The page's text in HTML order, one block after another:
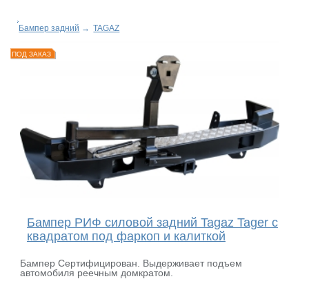
Бампер задний → TAGAZ
ПОД ЗАКАЗ
Бампер РИФ силовой задний Tagaz Tager с
квадратом под фаркоп и калиткой
Бампер Сертифицирован. Выдерживает подъем
автомобиля реечным домкратом.